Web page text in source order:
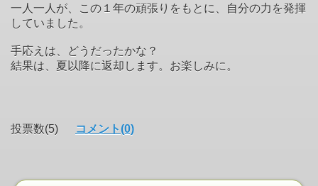
一人一人が、この１年の頑張りをもとに、自分の力を発揮
していました。
手応えは、どうだったかな？
結果は、夏以降に返却します。お楽しみに。
投票数(5) コメント(0)